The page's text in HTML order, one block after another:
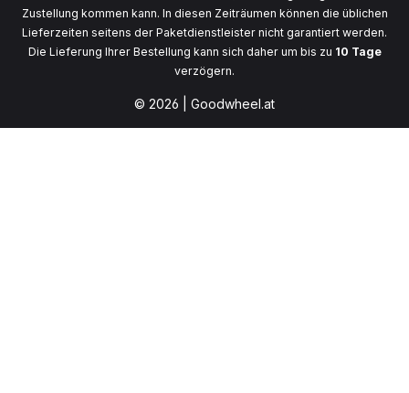
Zustellung kommen kann. In diesen Zeiträumen können die üblichen
Lieferzeiten seitens der Paketdienstleister nicht garantiert werden.
Die Lieferung Ihrer Bestellung kann sich daher um bis zu 10 Tage
verzögern.
© 2026 | Goodwheel.at